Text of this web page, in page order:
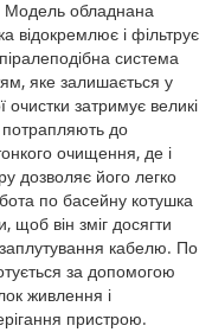
Модель обладнана
відокремлює і фільтрує
система
яке залишається у
очистки затримує великі
потрапляють до
очищення, де і
дозволяє його легко
по басейну котушка
щоб він зміг досягти
заплутування кабелю. По
за допомогою
живлення і
пристрою.